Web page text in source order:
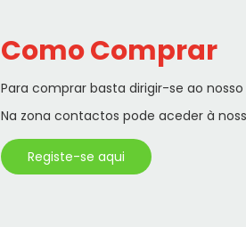
Como Comprar
Para comprar basta dirigir-se ao
Na zona contactos pode aceder à
Registe-se aqui